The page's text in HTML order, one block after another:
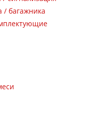
/ багажника